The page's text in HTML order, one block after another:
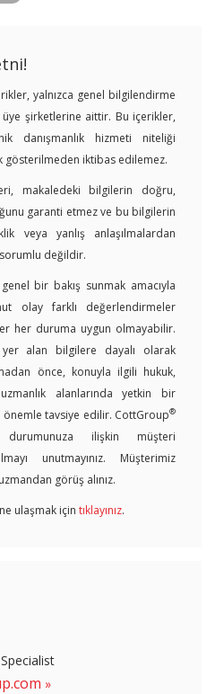
yalnızca genel bilgilendirme
şirketlerine aittir. Bu içerikler,
danışmanlık hizmeti niteliği
gösterilmeden iktibas edilemez.
makaledeki bilgilerin doğru,
garanti etmez ve bu bilgilerin
veya yanlış anlaşılmalardan
değildir.
bir bakış sunmak amacıyla
olay farklı değerlendirmeler
her duruma uygun olmayabilir.
alan bilgilere dayalı olarak
önce, konuyla ilgili hukuk,
alanlarında yetkin bir
önemle tavsiye edilir. CottGroup®
durumunuza ilişkin müşteri
unutmayınız. Müşterimiz
görüş alınız.
ulaşmak için tıklayınız.